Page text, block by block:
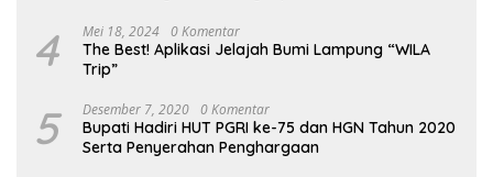
4 Mei 18, 2024 0 Komentar
The Best! Aplikasi Jelajah Bumi Lampung “WILA
Trip”
5 Desember 7, 2020 0 Komentar
Bupati Hadiri HUT PGRI ke-75 dan HGN Tahun 2020
Serta Penyerahan Penghargaan